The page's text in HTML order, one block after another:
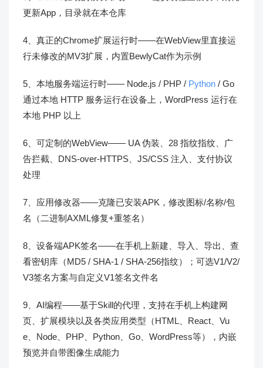
更新App，目录就在本仓库
4、真正的Chrome扩展运行时——在WebView里直接运
行未修改的MV3扩展，内置BewlyCat作为示例
5、本地服务端运行时—— Node.js / PHP / Python / Go
通过本地 HTTP 服务运行在设备上，WordPress 运行在
本地 PHP 以上
6、可定制的WebView—— UA 伪装、28 指纹指纹、广
告拦截、DNS-over-HTTPS、JS/CSS 注入、支付协议
处理
7、应用修改器——克隆已安装APK，修改图标/名称/包
名（二进制AXML修复+重签名）
8、设备端APK签名——在手机上新建、导入、导出、查
看密钥库（MD5 / SHA-1 / SHA-256指纹）；可选V1/V2/
V3签名方案与自定义V1签名文件名
9、AI编程——基于Skill的代理，支持在手机上构建网
页、扩展模块以及各类应用类型（HTML、React、Vu
e、Node、PHP、Python、Go、WordPress等），内嵌
预览并自带图像生成能力